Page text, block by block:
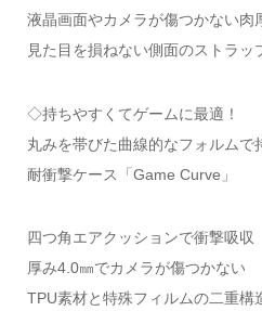
液晶画面やカメラが傷つかない肉
見た目を損ねない側面のストラッ
◇持ちやすくてゲームに最適！
丸みを帯びた曲線的なフォルムで
耐衝撃ケース「Game Curve」
四つ角エアクッションで衝撃吸収
厚み4.0㎜でカメラが傷つかない
TPU素材と特殊フィルムの二重構